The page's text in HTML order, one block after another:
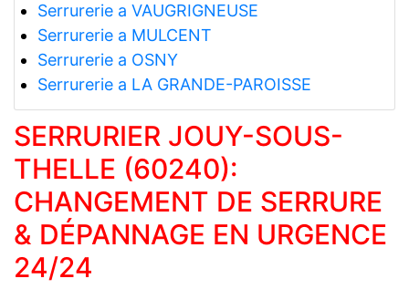
Serrurerie a VAUGRIGNEUSE
Serrurerie a MULCENT
Serrurerie a OSNY
Serrurerie a LA GRANDE-PAROISSE
SERRURIER JOUY-SOUS-
THELLE (60240):
CHANGEMENT DE SERRURE
& DÉPANNAGE EN URGENCE
24/24